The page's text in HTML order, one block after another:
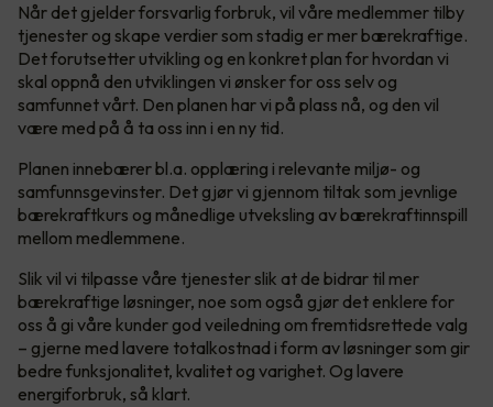
Når det gjelder forsvarlig forbruk, vil våre medlemmer tilby
tjenester og skape verdier som stadig er mer bærekraftige.
Det forutsetter utvikling og en konkret plan for hvordan vi
skal oppnå den utviklingen vi ønsker for oss selv og
samfunnet vårt. Den planen har vi på plass nå, og den vil
være med på å ta oss inn i en ny tid.
Planen innebærer bl.a. opplæring i relevante miljø- og
samfunnsgevinster. Det gjør vi gjennom tiltak som jevnlige
bærekraftkurs og månedlige utveksling av bærekraftinnspill
mellom medlemmene.
Slik vil vi tilpasse våre tjenester slik at de bidrar til mer
bærekraftige løsninger, noe som også gjør det enklere for
oss å gi våre kunder god veiledning om fremtidsrettede valg
– gjerne med lavere totalkostnad i form av løsninger som gir
bedre funksjonalitet, kvalitet og varighet. Og lavere
energiforbruk, så klart.